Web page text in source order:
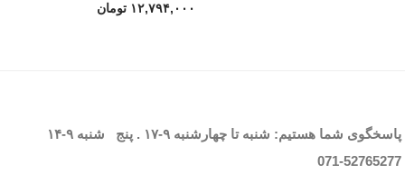
۱۲,۷۹۴,۰۰۰ تومان
پاسخگوی شما هستیم: شنبه تا چهارشنبه ۹-۱۷ . پنج شنبه ۹-۱۴
071-52765277